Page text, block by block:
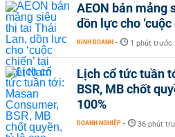
AEON bán mảng
dồn lực cho
KINH DOANH - 1 phút trước
Lịch cổ tức tuần
BSR, MB chốt
100%
DOANH NGHIỆP - 36 phút